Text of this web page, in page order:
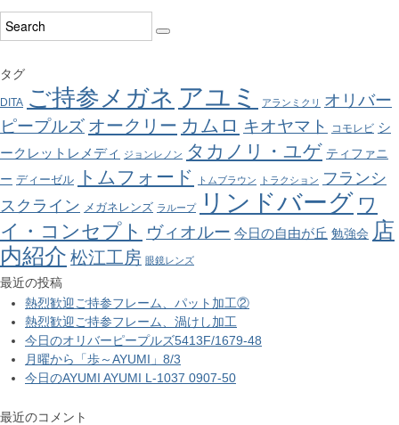
タグ
DITA ご持参メガネ アユミ アランミクリ
オリバー
ピープルズ オークリー カムロ キオヤマト コモレビ シ
ークレットレメディ
ジョンレノン タカノリ・ユゲ ティファニ
ー ディーゼル トムフォード トムブラウン トラクション フランシ
スクライン メガネレンズ ラループ リンドバーグ ワ
イ・コンセプト ヴィオルー 今日の自由が丘 勉強会 店
内紹介 松江工房 眼鏡レンズ
最近の投稿
熱烈歓迎ご持参フレーム、パット加工②
熱烈歓迎ご持参フレーム、渦けし加工
今日のオリバーピープルズ5413F/1679-48
月曜から「歩～AYUMI」8/3
今日のAYUMI AYUMI L-1037 0907-50
最近のコメント